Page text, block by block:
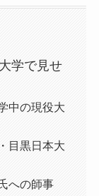
学で見せ
中の現役大
目黒日本大
への師事